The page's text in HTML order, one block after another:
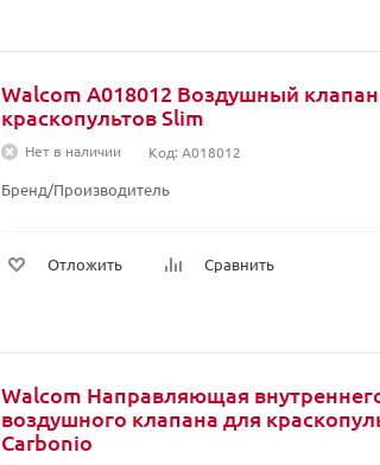
Walcom A018012 Воздушный
краскопультов Slim
Нет в наличии Код: A018012
Бренд/Производитель
Отложить Сравнить
Walcom Направляющая
воздушного клапана для
Carbonio